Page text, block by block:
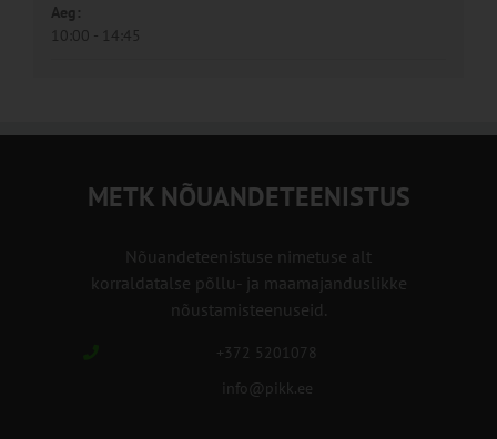
Aeg:
10:00 - 14:45
METK NÕUANDETEENISTUS
Nõuandeteenistuse nimetuse alt
korraldatalse põllu- ja maamajanduslikke
nõustamisteenuseid.
+372 5201078
info@pikk.ee